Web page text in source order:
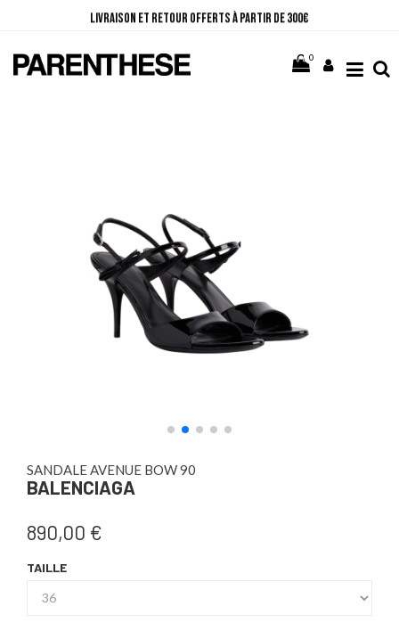
Livraison et retour offerts à partir de 300€
Paiement en 3 ou 4 fois sans frais 0
SANDALE AVENUE BOW 90
BALENCIAGA
890,00 €
TAILLE